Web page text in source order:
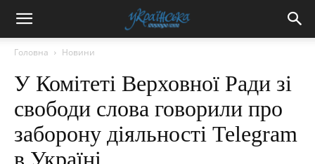
Головна Новини
У Комітеті Верховної Ради зі
свободи слова говорили про
заборону діяльності Telegram